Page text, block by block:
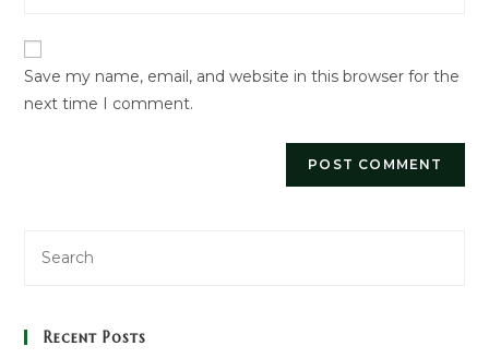
URL
(optional)
Save my name, email, and website in this browser for the
next time I comment.
Recent Posts